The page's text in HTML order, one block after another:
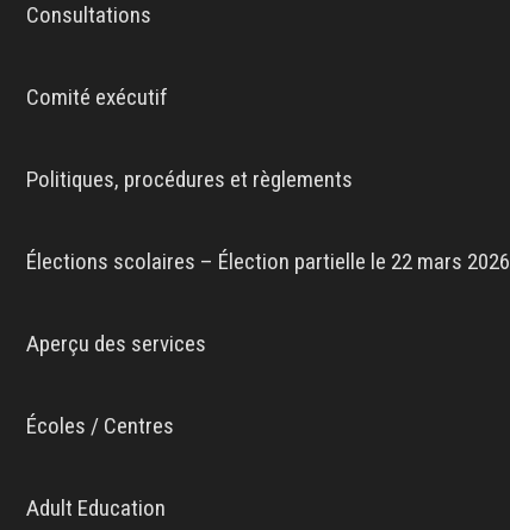
Consultations
Comité exécutif
Politiques, procédures et règlements
Élections scolaires – Élection partielle le 22 mars 2026
Aperçu des services
Écoles / Centres
Adult Education